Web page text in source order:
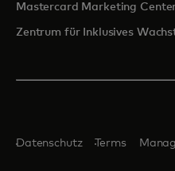
Mastercard Marketing
Zentrum für Inklusives
Datenschutz Terms